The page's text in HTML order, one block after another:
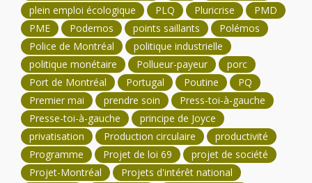
plein emploi écologique
PLQ Pluricrise
PMD
PME
Podemos points saillants
Polémos
Police de Montréal
politique industrielle
politique monétaire
Pollueur-payeur
porc
Port de Montréal
Portugal Poutine
PQ
Premier mai
prendre soin
Press-toi-à-gauche
Presse-toi-à-gauche
principe de Joyce
privatisation
Production circulaire
productivité
Programme
Projet de loi 69
projet de société
Projet-Montréal
Projets d'intérêt national